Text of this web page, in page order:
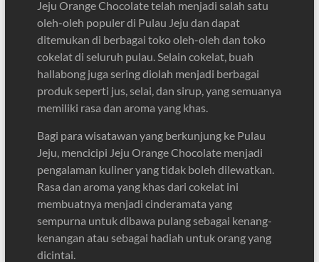
Jeju Orange Chocolate telah menjadi salah satu
oleh-oleh populer di Pulau Jeju dan dapat
ditemukan di berbagai toko oleh-oleh dan toko
cokelat di seluruh pulau. Selain cokelat, buah
hallabong juga sering diolah menjadi berbagai
produk seperti jus, selai, dan sirup, yang semuanya
memiliki rasa dan aroma yang khas.
Bagi para wisatawan yang berkunjung ke Pulau
Jeju, mencicipi Jeju Orange Chocolate menjadi
pengalaman kuliner yang tidak boleh dilewatkan.
Rasa dan aroma yang khas dari cokelat ini
membuatnya menjadi cinderamata yang
sempurna untuk dibawa pulang sebagai kenang-
kenangan atau sebagai hadiah untuk orang yang
dicintai.